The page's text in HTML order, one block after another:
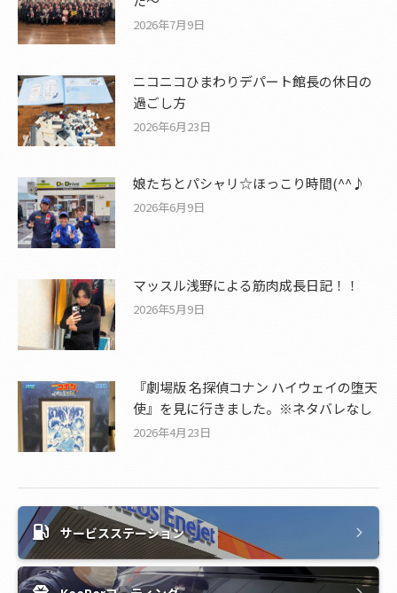
2026年7月9日
ニコニコひまわりデパート館長の休日の
過ごし方
2026年6月23日
娘たちとパシャリ☆ほっこり時間(^^♪
2026年6月9日
マッスル浅野による筋肉成長日記！！
2026年5月9日
『劇場版 名探偵コナン ハイウェイの堕天
使』を見に行きました。※ネタバレなし
2026年4月23日
サービスステーション